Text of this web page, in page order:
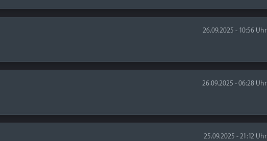
26.09.2025 - 10:56 Uhr
26.09.2025 - 06:28 Uhr
25.09.2025 - 21:12 Uhr